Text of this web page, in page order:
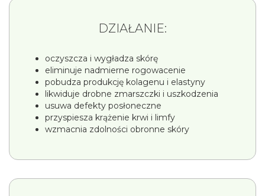
DZIAŁANIE:
oczyszcza i wygładza skórę
eliminuje nadmierne rogowacenie
pobudza produkcję kolagenu i elastyny
likwiduje drobne zmarszczki i uszkodzenia
usuwa defekty posłoneczne
przyspiesza krążenie krwi i limfy
wzmacnia zdolności obronne skóry